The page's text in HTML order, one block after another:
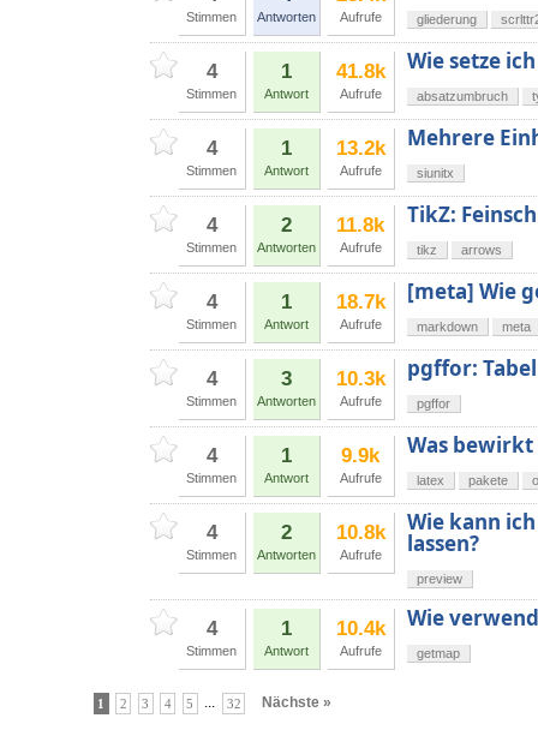
Stimmen Antworten Aufrufe gliederung
4
Stimmen
1
Antwort
41.8k
Aufrufe
Wie setze
absatzumbruch
4
Stimmen
1
Antwort
13.2k
Aufrufe
Mehrere
siunitx
4
Stimmen
2
Antworten
11.8k
Aufrufe
TikZ:
tikz arrows
4
Stimmen
1
Antwort
18.7k
Aufrufe
[meta] Wie
markdown meta
4
Stimmen
3
Antworten
10.3k
Aufrufe
pgffor:
pgffor
4
Stimmen
1
Antwort
9.9k
Aufrufe
Was
latex pakete
4
Stimmen
2
Antworten
10.8k
Aufrufe
Wie kann
lassen?
preview
4
Stimmen
1
Antwort
10.4k
Aufrufe
Wie
getmap
1 2 3 4 5 ... 32 Nächste »